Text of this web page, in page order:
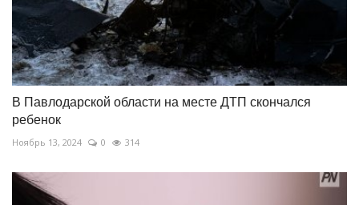
В Павлодарской области на месте ДТП скончался
ребенок
Ноябрь 13, 2024 0 314